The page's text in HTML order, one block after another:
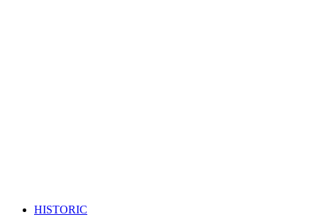
HISTORIC